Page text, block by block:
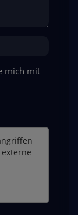
mich mit